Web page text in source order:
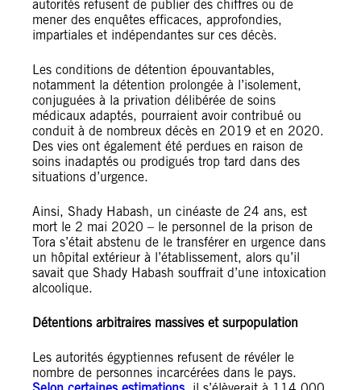
autorités refusent de publier des chiffres ou de
mener des enquêtes efficaces, approfondies,
impartiales et indépendantes sur ces décès.
Les conditions de détention épouvantables,
notamment la détention prolongée à l’isolement,
conjuguées à la privation délibérée de soins
médicaux adaptés, pourraient avoir contribué ou
conduit à de nombreux décès en 2019 et en 2020.
Des vies ont également été perdues en raison de
soins inadaptés ou prodigués trop tard dans des
situations d’urgence.
Ainsi, Shady Habash, un cinéaste de 24 ans, est
mort le 2 mai 2020 – le personnel de la prison de
Tora s’était abstenu de le transférer en urgence dans
un hôpital extérieur à l’établissement, alors qu’il
savait que Shady Habash souffrait d’une intoxication
alcoolique.
Détentions arbitraires massives et surpopulation
Les autorités égyptiennes refusent de révéler le
nombre de personnes incarcérées dans le pays.